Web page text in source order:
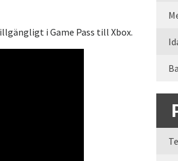
i Game Pass till Xbox.